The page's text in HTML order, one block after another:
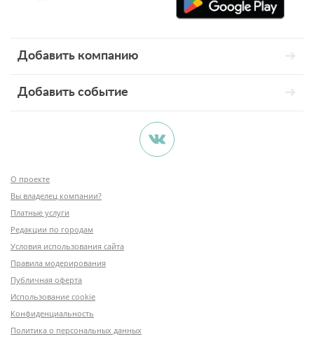
Добавить компанию
Добавить событие
О проекте
Вы владелец компании?
Платные услуги
Редакции по городам
Условия использования сайта
Правила модерирования
Публичная оферта
Использование cookie
Конфиденциальность
Политика о персональных данных